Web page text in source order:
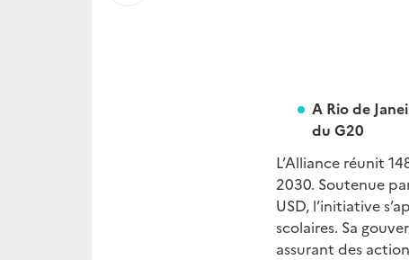
A Rio de
du G20
L’Alliance réunit
2030. Soutenue
USD, l’initiative
scolaires. Sa
assurant des